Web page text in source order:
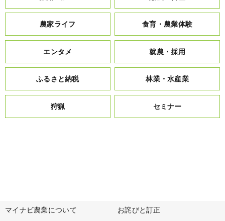
農家ライフ 食育・農業体験
エンタメ 就農・採用
ふるさと納税 林業・水産業
狩猟 セミナー
マイナビ農業について お詫びと訂正